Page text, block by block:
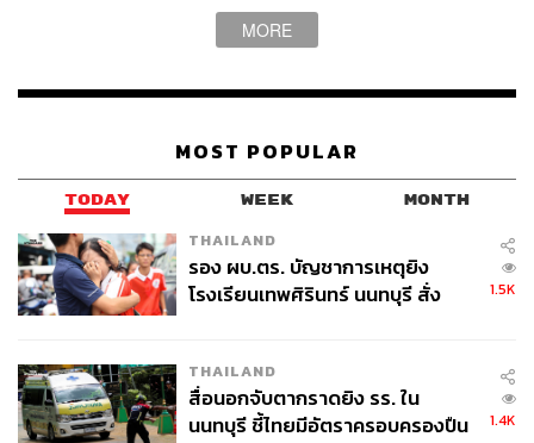
MORE
MOST POPULAR
TODAY WEEK MONTH
THAILAND
รอง ผบ.ตร. บัญชาการเหตุยิง
โรงเรียนเทพศิรินทร์ นนทบุรี สั่ง
1.5K
THAILAND
สื่อนอกจับตากราดยิง รร. ใน
นนทบุรี ชี้ไทยมีอัตราครอบครองปืน
1.4K